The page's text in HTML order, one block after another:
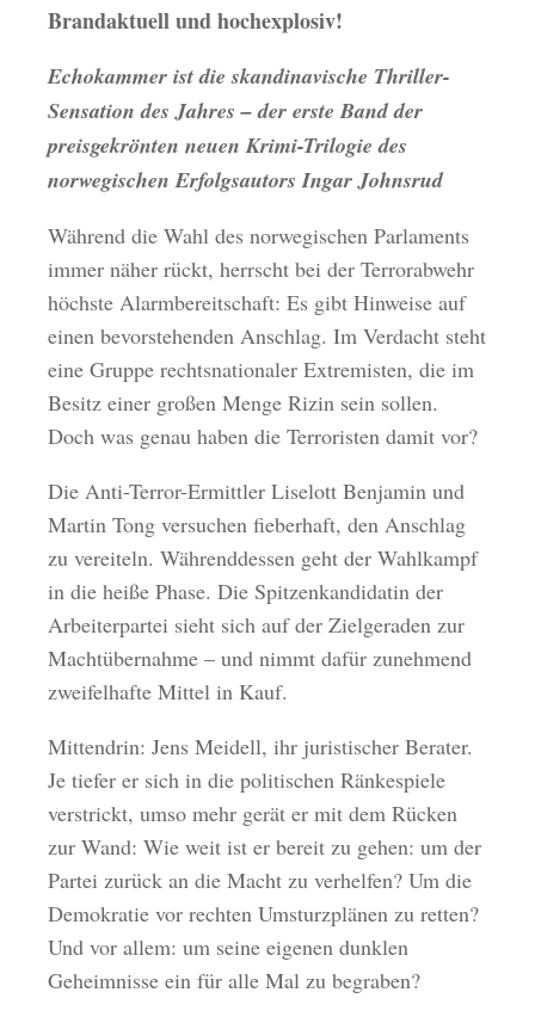
Brandaktuell und hochexplosiv!
Echokammer ist die skandinavische Thriller-
Sensation des Jahres – der erste Band der
preisgekrönten neuen Krimi-Trilogie des
norwegischen Erfolgsautors Ingar Johnsrud
Während die Wahl des norwegischen Parlaments
immer näher rückt, herrscht bei der Terrorabwehr
höchste Alarmbereitschaft: Es gibt Hinweise auf
einen bevorstehenden Anschlag. Im Verdacht steht
eine Gruppe rechtsnationaler Extremisten, die im
Besitz einer großen Menge Rizin sein sollen.
Doch was genau haben die Terroristen damit vor?
Die Anti-Terror-Ermittler Liselott Benjamin und
Martin Tong versuchen fieberhaft, den Anschlag
zu vereiteln. Währenddessen geht der Wahlkampf
in die heiße Phase. Die Spitzenkandidatin der
Arbeiterpartei sieht sich auf der Zielgeraden zur
Machtübernahme – und nimmt dafür zunehmend
zweifelhafte Mittel in Kauf.
Mittendrin: Jens Meidell, ihr juristischer Berater.
Je tiefer er sich in die politischen Ränkespiele
verstrickt, umso mehr gerät er mit dem Rücken
zur Wand: Wie weit ist er bereit zu gehen: um der
Partei zurück an die Macht zu verhelfen? Um die
Demokratie vor rechten Umsturzplänen zu retten?
Und vor allem: um seine eigenen dunklen
Geheimnisse ein für alle Mal zu begraben?